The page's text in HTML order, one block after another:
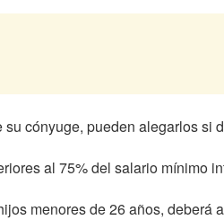
cónyuge, pueden alegarlos si
al 75% del salario mínimo
menores de 26 años, deberá